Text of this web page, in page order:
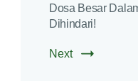
Dosa Besar
Dihindari!
Next